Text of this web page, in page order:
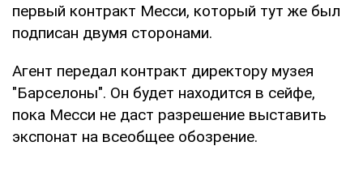
первый контракт Месси, который тут же был
подписан двумя сторонами.
Агент передал контракт директору музея
"Барселоны". Он будет находится в сейфе,
пока Месси не даст разрешение выставить
экспонат на всеобщее обозрение.